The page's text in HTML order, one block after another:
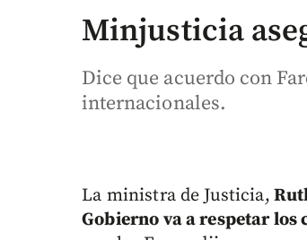
Minjusticia
Dice que acuerdo con
internacionales.
La ministra de Justicia,
Gobierno va a respetar